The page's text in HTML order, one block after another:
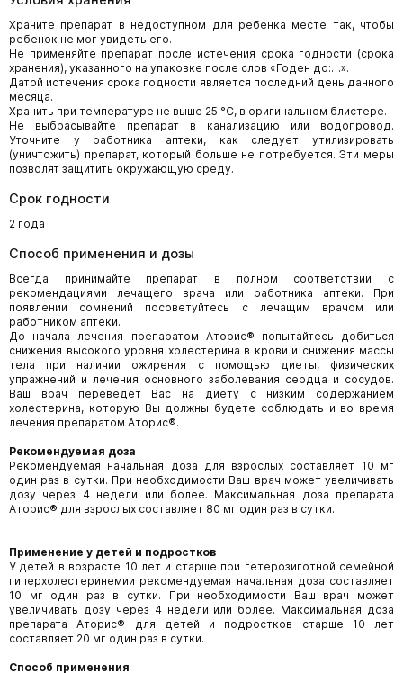
Храните препарат в недоступном для ребенка месте так, чтобы
ребенок не мог увидеть его.
Не применяйте препарат после истечения срока годности (срока
хранения), указанного на упаковке после слов «Годен до:…».
Датой истечения срока годности является последний день данного
месяца.
Хранить при температуре не выше 25 °С, в оригинальном блистере.
Не выбрасывайте препарат в канализацию или водопровод.
Уточните у работника аптеки, как следует утилизировать
(уничтожить) препарат, который больше не потребуется. Эти меры
позволят защитить окружающую среду.
Срок годности
2 года
Способ применения и дозы
Всегда принимайте препарат в полном соответствии с
рекомендациями лечащего врача или работника аптеки. При
появлении сомнений посоветуйтесь с лечащим врачом или
работником аптеки.
До начала лечения препаратом Аторис® попытайтесь добиться
снижения высокого уровня холестерина в крови и снижения массы
тела при наличии ожирения с помощью диеты, физических
упражнений и лечения основного заболевания сердца и сосудов.
Ваш врач переведет Вас на диету с низким содержанием
холестерина, которую Вы должны будете соблюдать и во время
лечения препаратом Аторис®.
Рекомендуемая доза
Рекомендуемая начальная доза для взрослых составляет 10 мг
один раз в сутки. При необходимости Ваш врач может увеличивать
дозу через 4 недели или более. Максимальная доза препарата
Аторис® для взрослых составляет 80 мг один раз в сутки.
Применение у детей и подростков
У детей в возрасте 10 лет и старше при гетерозиготной семейной
гиперхолестеринемии рекомендуемая начальная доза составляет
10 мг один раз в сутки. При необходимости Ваш врач может
увеличивать дозу через 4 недели или более. Максимальная доза
препарата Аторис® для детей и подростков старше 10 лет
составляет 20 мг один раз в сутки.
Способ применения